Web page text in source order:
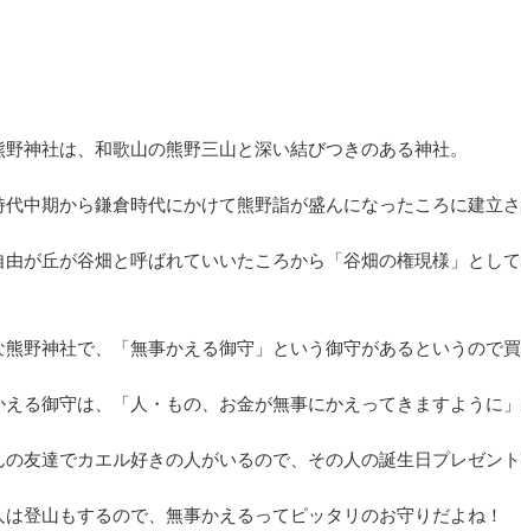
野神社は、和歌山の熊野三山と深い結びつきのある神社。
代中期から鎌倉時代にかけて熊野詣が盛んになったころに建立
由が丘が谷畑と呼ばれていいたころから「谷畑の権現様」とし
熊野神社で、「無事かえる御守」という御守があるというので買
える御守は、「人・もの、お金が無事にかえってきますように」
の友達でカエル好きの人がいるので、その人の誕生日プレゼント
は登山もするので、無事かえるってピッタリのお守りだよね！